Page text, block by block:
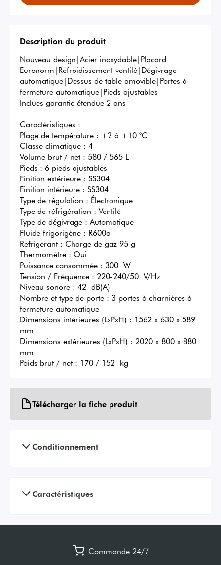
Description du produit
Nouveau design|Acier inoxydable|Placard
Euronorm|Refroidissement ventilé|Dégivrage
automatique|Dessus de table amovible|Portes à
fermeture automatique|Pieds ajustables
Inclues garantie étendue 2 ans
Caractéristiques :
Plage de température : +2 à +10 °C
Classe climatique : 4
Volume brut / net : 580 / 565 L
Pieds : 6 pieds ajustables
Finition extérieure : SS304
Finition intérieure : SS304
Type de régulation : Électronique
Type de réfrigération : Ventilé
Type de dégivrage : Automatique
Fluide frigorigène : R600a
Refrigerant : Charge de gaz 95 g
Thermomètre : Oui
Puissance consommée : 300  W
Tension / Fréquence : 220-240/50  V/Hz
Niveau sonore : 42  dB(A)
Nombre et type de porte : 3 portes à charnières à
fermeture automatique
Dimensions intérieures (LxPxH) : 1562 x 630 x 589
mm
Dimensions extérieures (LxPxH) : 2020 x 800 x 880
mm
Poids brut / net : 170 / 152  kg
Télécharger la fiche produit
Conditionnement
Caractéristiques
Commande 24/7